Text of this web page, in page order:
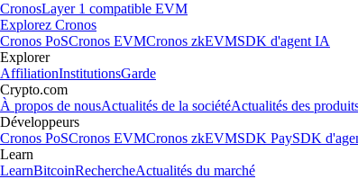
CronosLayer 1 compatible EVM
Explorez Cronos
Cronos PoSCronos EVMCronos zkEVMSDK d'agent IA
Explorer
AffiliationInstitutionsGarde
Crypto.com
À propos de nousActualités de la sociétéActualités des
Développeurs
Cronos PoSCronos EVMCronos zkEVMSDK PaySDK
Learn
LearnBitcoinRechercheActualités du marché